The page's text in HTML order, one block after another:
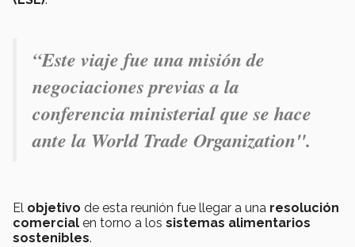
“Este viaje fue una misión de
negociaciones previas a la
conferencia ministerial que se hace
ante la World Trade Organization".
El objetivo de esta reunión fue llegar a una resolución
comercial en torno a los sistemas alimentarios
sostenibles.